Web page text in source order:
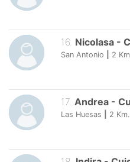
16 Nicolasa -
San Antonio 2
17. Andrea -
Las Huesas 2 Km.